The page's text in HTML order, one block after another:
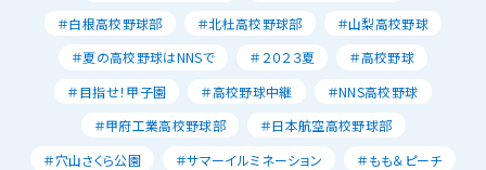
＃白根高校野球部
＃北杜高校野球部
＃山梨高校野球
＃夏の高校野球はNNSで
＃２０２３夏
＃高校野球
＃目指せ！甲子園
＃高校野球中継
＃NNS高校野球
＃甲府工業高校野球部
＃日本航空高校野球部
＃穴山さくら公園
＃サマーイルミネーション
＃もも＆ピーチ